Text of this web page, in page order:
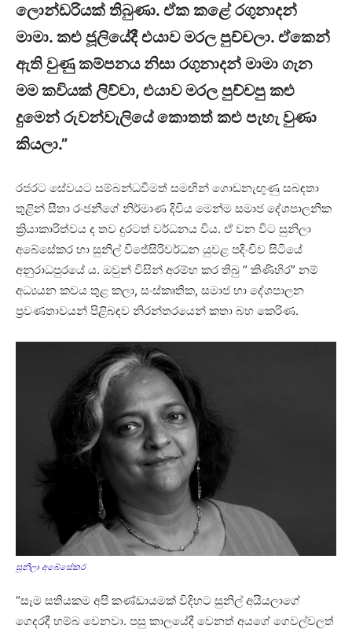
ලොන්ඩරියක් තිබුණා. ඒක කළේ රගුනාදන්
මාමා. කළු ජූලියේදී එයාව මරල පුච්චලා. ඒකෙන්
ඇති වුණු කම්පනය නිසා රගුනාදන් මාමා ගැන
මම කවියක් ලිව්වා, එයාව මරල පුච්චපු කළු
දුමෙන් රුවන්වැලියේ කොතත් කළු පැහැ වුණා
කියලා.”
රජරට සේවයට සම්බන්ධවීමත් සමඟින් ගොඩනැඟුණු සබඳතා
තුළින් සීතා රංජනීගේ නිර්මාණ දිවිය මෙන්ම සමාජ දේශපාලනික
ක්‍රියාකාරිත්වය ද තව දුරටත් වර්ධනය විය. ඒ වන විට සුනිලා
අබේසේකර හා සුනිල් විජේසිරිවර්ධන යුවළ පදිංචිව සිටියේ
අනුරාධපුරයේ ය. ඔවුන් විසින් අරම්භ කර තිබු “ කිණිහිර” නම්
අධ්‍යයන කවය තුළ කලා, සංස්කෘතික, සමාජ හා දේශපාලන
ප්‍රවණතාවයන් පිළිබඳව නිරන්තරයෙන් කතා බහ කෙරිණ.
සුනිලා අබේසේකර
“සෑම සතියකම අපි කණ්ඩායමක් විදිහට සුනිල් අයියලාගේ
ගෙදරදී හම්බ වෙනවා. පසු කාලයේදී වෙනත් අයගේ ගෙවල්වලත්